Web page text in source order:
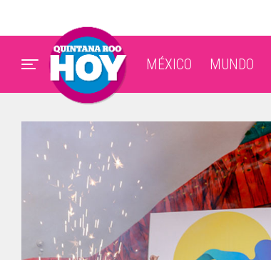
MÉXICO MUNDO